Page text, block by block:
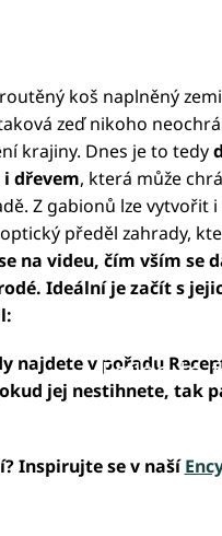
koš naplněný
zeď nikoho
krajiny. Dnes je to tedy
dřevem, která může
Z gabionů lze vytvořit
předěl zahrady,
na videu, čím vším se
Ideální je začít s
Failed to
najdete v pořadu
jej nestihnete, tak
Inspirujte se v naší